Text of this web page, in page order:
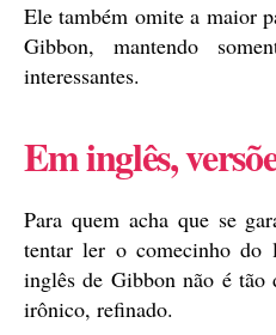
Ele também omite a maior
Gibbon, mantendo
interessantes.
Em inglês,
Para quem acha que se
tentar ler o comecinho
inglês de Gibbon não é
irônico, refinado.